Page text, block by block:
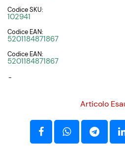
Codice SKU:
102941
Codice EAN:
5201184871867
Codice EAN:
5201184871867
-
Articolo